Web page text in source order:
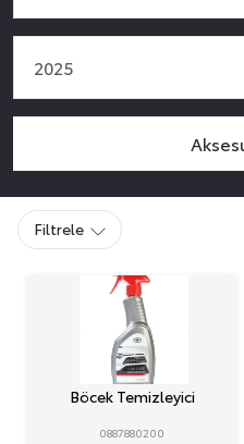
2025
Filtrele
Böcek Temizleyici
0887880200